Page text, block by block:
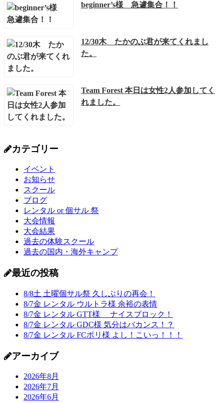
beginner’s様 急遽集合！！
12/30木 たかのぶ君が来てくれまし
た。
Team Forest 本日は女性2人参加してく
れました。
カテゴリー
イベント
お知らせ
スクール
ブログ
レンタル or 個サル 祭
大会情報
大会結果
過去の体験スクール
過去の国内・海外キャンプ
最近の投稿
8/8土 土曜個サル祭 久しぶりの再会！
8/7金 レンタル ウルトラ様 余裕の表情
8/7金 レンタル GTT様 ナイスブロック！
8/7金 レンタル GDC様 気分はバカンス！？
8/7金 レンタル FCポリ様 よし！こいっ！！！
アーカイブ
2026年8月
2026年7月
2026年6月